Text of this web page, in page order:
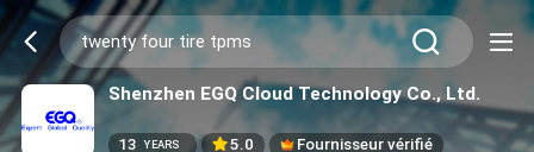
Shenzhen EGQ Cloud Technology Co., Ltd.
13 YEARS 5.0 Fournisseur vérifié